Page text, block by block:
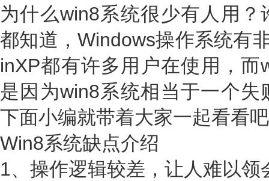
为什么win8系统很少有人用
都知道，Windows操作系统有
inXP都有许多用户在使用，
是因为win8系统相当于一个
下面小编就带着大家一起看看
Win8系统缺点介绍
1、操作逻辑较差，让人难以领